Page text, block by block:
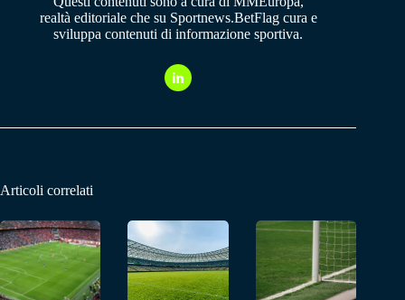
realtà editoriale che su Sportnews.BetFlag cura e
sviluppa contenuti di informazione sportiva.
Articoli correlati